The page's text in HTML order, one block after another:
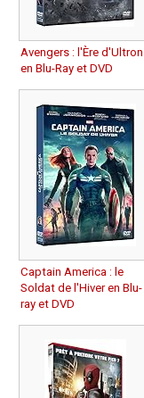
Avengers : l'Ère d'Ultron
en Blu-Ray et DVD
Captain America : le
Soldat de l'Hiver en Blu-
ray et DVD